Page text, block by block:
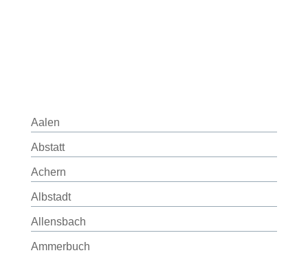
Aalen
Abstatt
Achern
Albstadt
Allensbach
Ammerbuch